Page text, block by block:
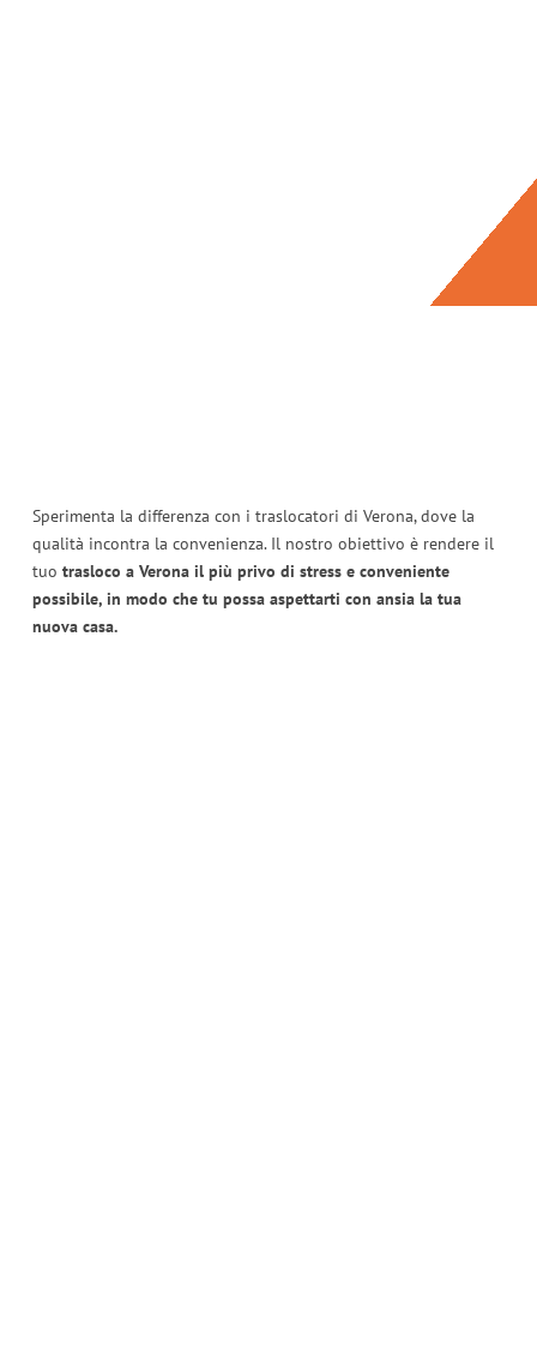
Sperimenta la differenza con i traslocatori di Verona, dove la
qualità incontra la convenienza. Il nostro obiettivo è rendere il
tuo trasloco a Verona il più privo di stress e conveniente
possibile, in modo che tu possa aspettarti con ansia la tua
nuova casa.